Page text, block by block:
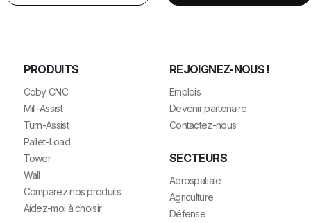
PRODUITS
Coby CNC
Mill-Assist
Turn-Assist
Pallet-Load
Tower
Wall
Comparez nos produits
Aidez-moi à choisir
REJOIGNEZ-NOUS !
Emplois
Devenir partenaire
Contactez-nous
SECTEURS
Aérospatiale
Agriculture
Défense